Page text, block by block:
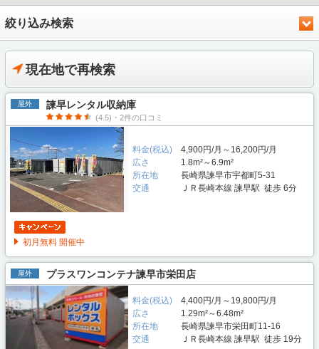
絞り込み検索
現在地で再検索
屋外 諫早レンタル収納庫
(4.5)・2件の口コミ
料金(税込)
4,900円/月～16,200円/月
広さ
1.8m²～6.9m²
所在地
長崎県諫早市宇都町5-31
交通
ＪＲ長崎本線 諫早駅 徒歩 6分
初月無料 開催中
屋外 プラスワンコンテナ諫早市栄田店
料金(税込)
4,400円/月～19,800円/月
広さ
1.29m²～6.48m²
所在地
長崎県諫早市栄田町11-16
交通
ＪＲ長崎本線 諫早駅 徒歩 19分